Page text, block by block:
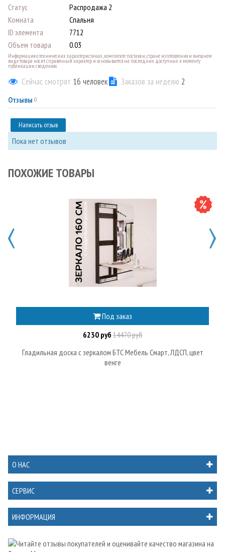
Статус
Распродажа 2
Комната
Спальня
ID элемента
7712
Объем товара
0.03
Информация о технических характеристиках, комплекте поставки, стране изготовления и внешнем
виде товара носит справочный характер и основывается на последних доступных к моменту
публикации сведениях
Сейчас смотрят 16 человек Заказов за неделю 2
Отзывы 0
Написать отзыв
Пока нет отзывов
ПОХОЖИЕ ТОВАРЫ
Под заказ
6230 руб14470 руб
Гладильная доска с зеркалом БТС Мебель Смарт, ЛДСП, цвет
венге
О НАС
СЕРВИС
ИНФОРМАЦИЯ